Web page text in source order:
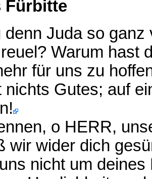
Fürbitte
denn Juda so
Warum hast
für uns zu
nichts Gutes; auf
o HERR,
wir wider dich
nicht um